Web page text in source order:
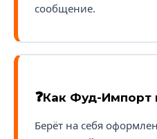
сообщение.
Как Фуд-Импорт
Берёт на себя